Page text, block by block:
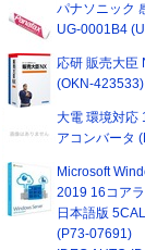
パナソニック
UG-0001B4
応研 販売大臣
(OKN-423533)
大電 環境対応
アコンバータ
Microsoft
2019 16コア
日本語版
(P73-07691)